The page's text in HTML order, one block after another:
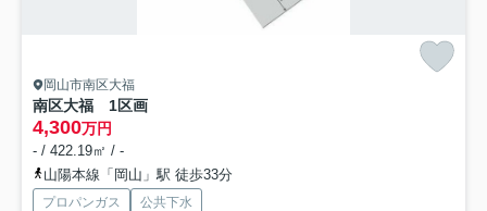
岡山市南区大福
南区大福 1区画
4,300万円
- / 422.19㎡ / -
山陽本線「岡山」駅 徒歩33分
プロパンガス 公共下水